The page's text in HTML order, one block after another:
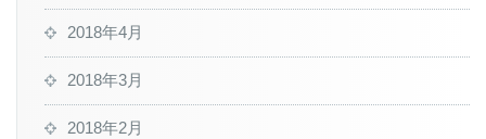
2018年4月
2018年3月
2018年2月